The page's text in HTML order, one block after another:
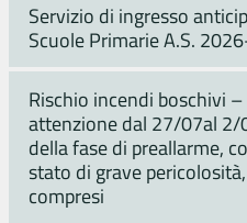
Servizio di ingresso
Scuole Primarie A.S.
Rischio incendi boschivi
attenzione dal 27/07al
della fase di preallarme,
stato di grave
compresi